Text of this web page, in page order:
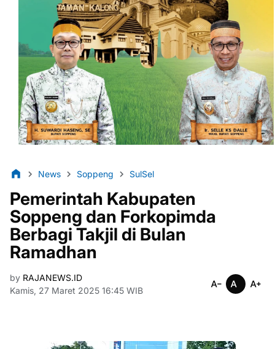
News Soppeng SulSel
Pemerintah Kabupaten
Soppeng dan Forkopimda
Berbagi Takjil di Bulan
Ramadhan
by RAJANEWS.ID
Kamis, 27 Maret 2025 16:45 WIB